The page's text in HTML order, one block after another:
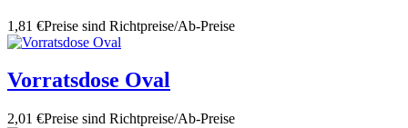
1,81 €Preise sind Richtpreise/Ab-Preise
Vorratsdose Oval
2,01 €Preise sind Richtpreise/Ab-Preise